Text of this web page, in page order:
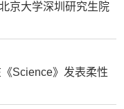
京大学深圳研究生院
《Science》发表柔性